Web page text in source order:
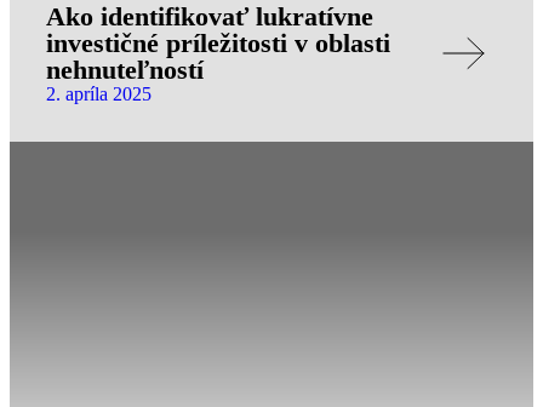
Ako identifikovať lukratívne
investičné príležitosti v oblasti
nehnuteľností
2. apríla 2025